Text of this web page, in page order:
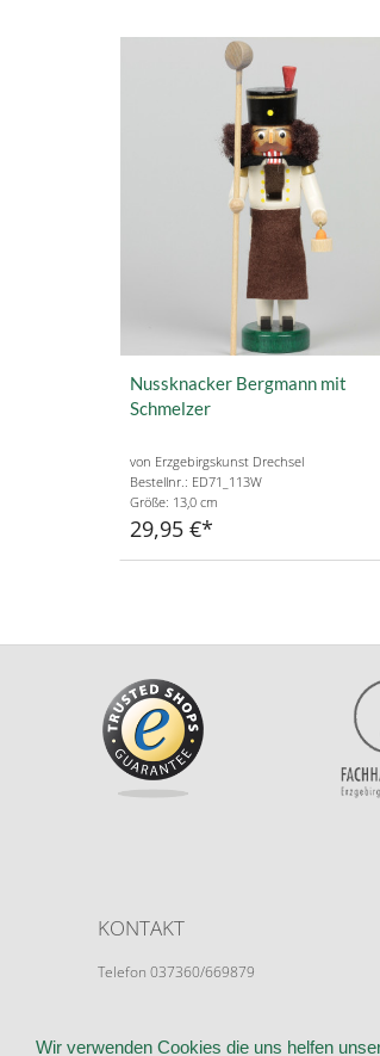
Nussknacker Bergmann mit
Schmelzer
von Erzgebirgskunst Drechsel
Bestellnr.: ED71_113W
Größe: 13,0 cm
29,95 €
KONTAKT
Telefon 037360/669879
Wir verwenden Cookies die uns helfen